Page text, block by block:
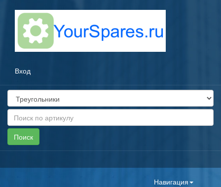
Вход
Toggle
Навигация